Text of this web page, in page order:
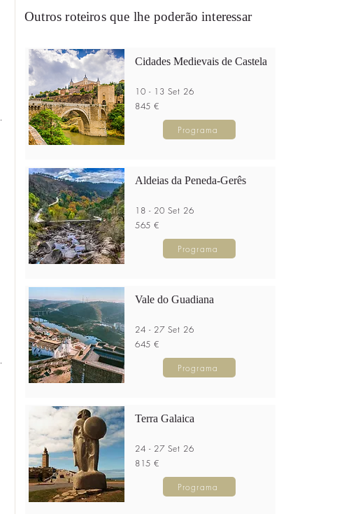
Outros roteiros que lhe poderão interessar
Cidades Medievais de Castela
10 - 13 Set 26
845 €
Programa
Aldeias da Peneda-Gerês
18 - 20 Set 26
565 €
Programa
Vale do Guadiana
24 - 27 Set 26
645 €
Programa
Terra Galaica
24 - 27 Set 26
815 €
Programa